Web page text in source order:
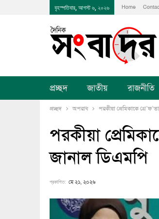
বৃহস্পতিবার, আগস্ট ৬, ২০২৬ Home
প্রচ্ছদ জাতীয় রাজনীতি
প্রচ্ছদ অপরাধ পরকীয়া প্রেমিকাকে
পরকীয়া
জানাল ডিএমপি
প্রকাশিত: মে ২১, ২০২৬